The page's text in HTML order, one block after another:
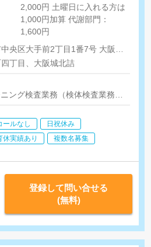
2,000円 土曜日に入れる方は
1,000円加算 代謝部門：
1,600円
丁目、大阪城北詰
ング検査業務（検体検査業務）
、尿検査、沈査など）
ールなし
日祝休み
休実績あり 複数名募集
登録して問い合せる
(無料)